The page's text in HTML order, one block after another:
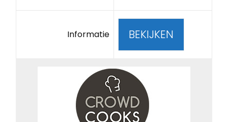
Informatie BEKIJKEN